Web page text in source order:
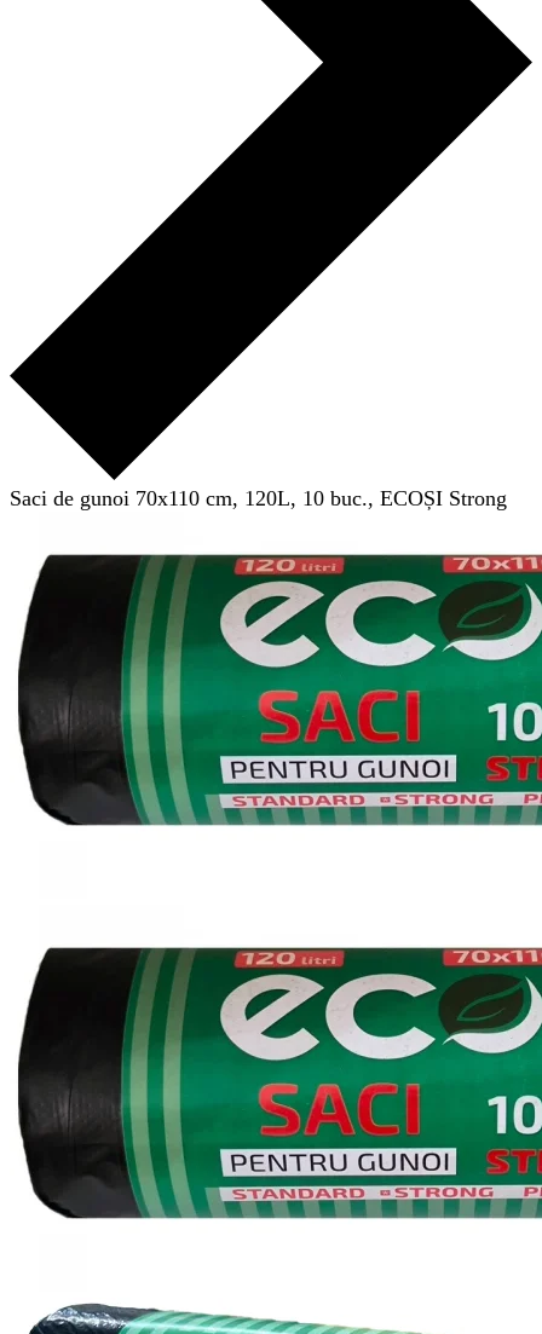
Saci de gunoi 70x110 cm, 120L, 10 buc., ECOȘI Strong